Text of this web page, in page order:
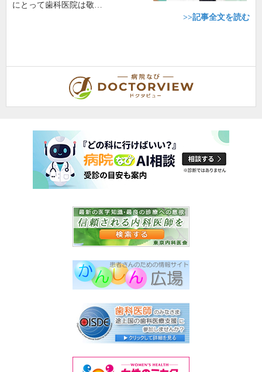
にとって歯科医院は敬…
>>記事全文を読む